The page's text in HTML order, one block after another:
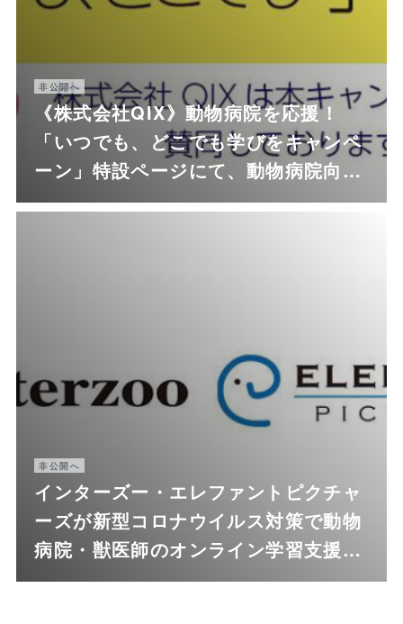
非公開へ
《株式会社QIX》動物病院を応援！
「いつでも、どこでも学びをキャンペ
ーン」特設ページにて、動物病院向…
非公開へ
インターズー・エレファントピクチャ
ーズが新型コロナウイルス対策で動物
病院・獣医師のオンライン学習支援…